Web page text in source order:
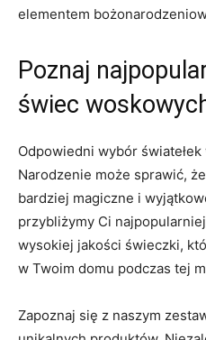
elementem
Poznaj
świec
Odpowiedni wybór
Narodzenie może sprawić,
bardziej magiczne⁣ i
przybliżymy Ci
wysokiej jakości świeczki,
⁢w​ Twoim‍ domu podczas ⁢tej
Zapoznaj ‍się z ⁣naszym